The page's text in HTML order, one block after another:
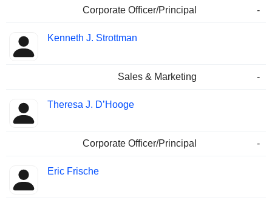
Corporate Officer/Principal -
Kenneth J. Strottman
Sales & Marketing -
Theresa J. D’Hooge
Corporate Officer/Principal -
Eric Frische